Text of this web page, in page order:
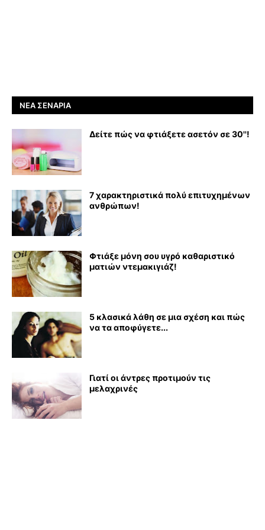
ΝΈΑ ΣΕΝΆΡΙΑ
Δείτε πώς να φτιάξετε ασετόν σε 30''!
7 χαρακτηριστικά πολύ επιτυχημένων
ανθρώπων!
Φτιάξε μόνη σου υγρό καθαριστικό
ματιών ντεμακιγιάζ!
5 κλασικά λάθη σε μια σχέση και πώς
να τα αποφύγετε...
Γιατί οι άντρες προτιμούν τις
μελαχρινές